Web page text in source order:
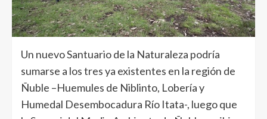
Un nuevo Santuario de la Naturaleza podría
sumarse a los tres ya existentes en la región de
Ñuble –Huemules de Niblinto, Lobería y
Humedal Desembocadura Río Itata-, luego que